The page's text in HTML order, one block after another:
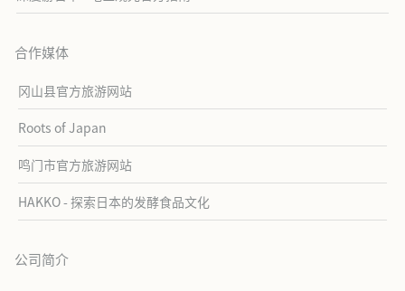
合作媒体
冈山县官方旅游网站
Roots of Japan
鸣门市官方旅游网站
HAKKO - 探索日本的发酵食品文化
公司简介